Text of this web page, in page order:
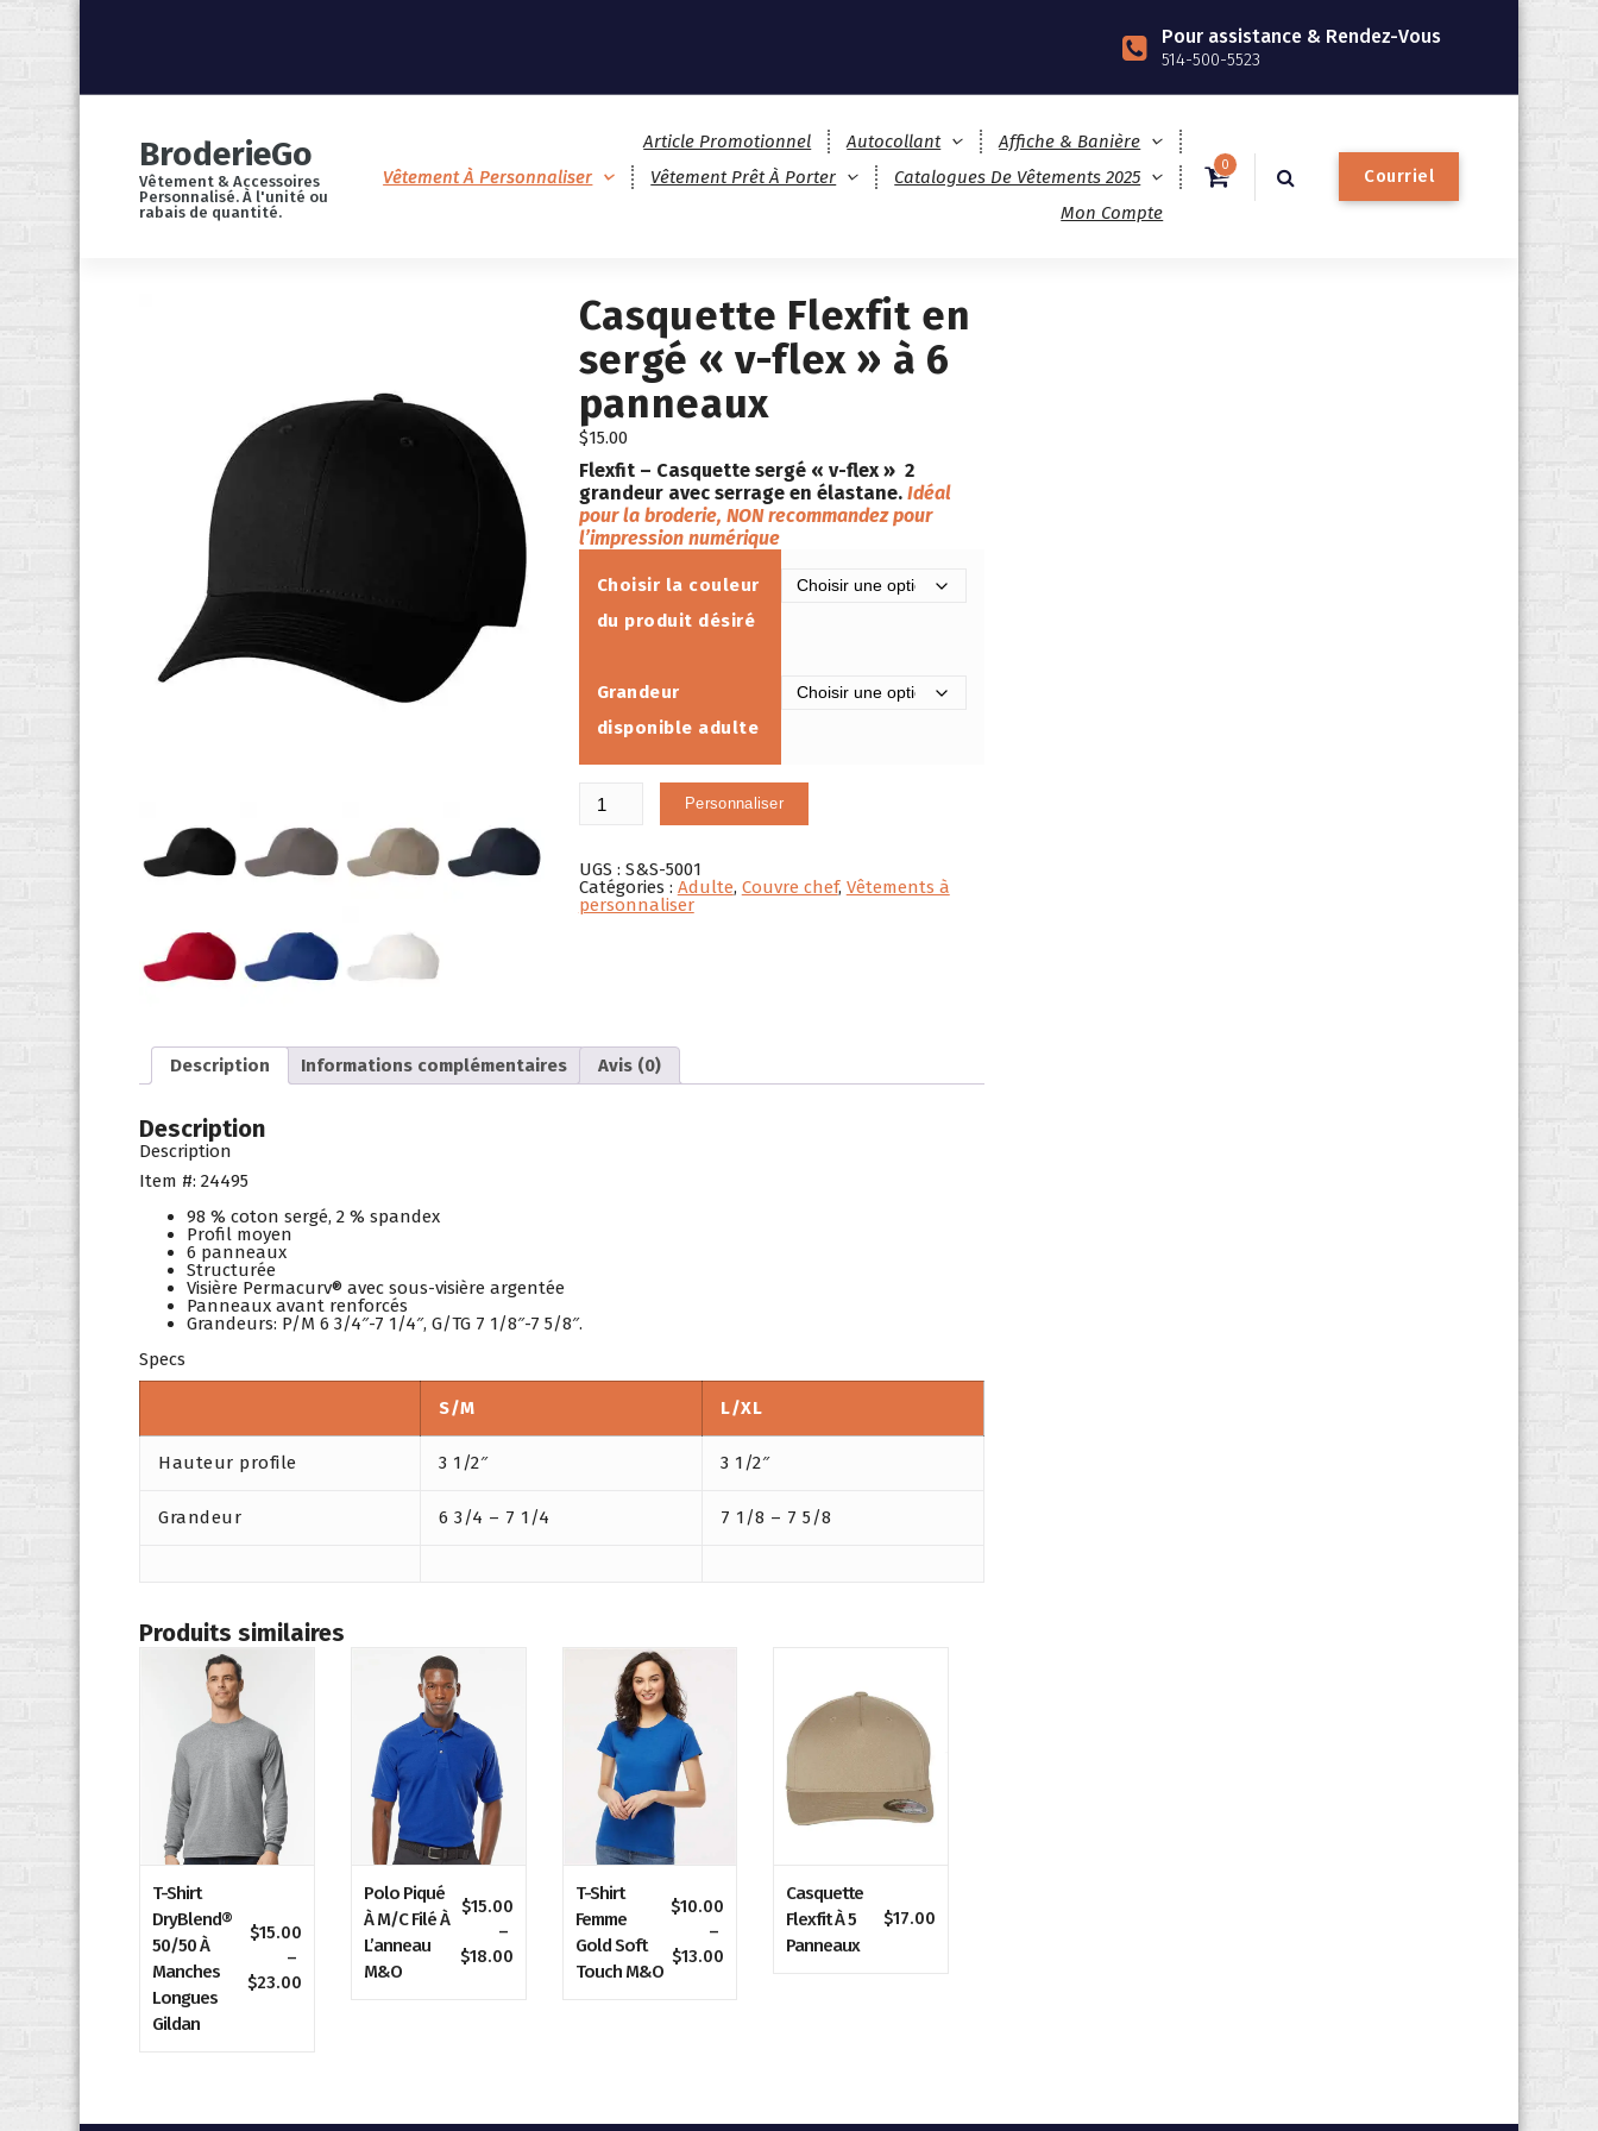
o
Pour assistance & Rendez-Vous
514-500-5523
BroderieGo
Vêtement & Accessoires
Personnalisé. À l'unité ou
rabais de quantité.
Article Promotionnel Autocollant
Affiche & Banière
Vêtement À Personnaliser
Vêtement Prêt À Porter
Catalogues De Vêtements 2025
Mon Compte
0
Courriel
Casquette Flexfit en
sergé « v-flex » à 6
panneaux
$15.00
Flexfit– Casquette sergé « v-flex » 2
grandeur avec serrage en élastane.Idéal
pour la broderie, NON recommandez pour
l’impression numérique
Choisir la couleur
du produit désiré
Grandeur
disponible adulte
Casquette
en
sergé
«
v-
Personnaliser
UGS : S&S-5001
Catégories : Adulte, Couvre chef, Vêtements à
personnaliser
Description Informations complémentaires Avis (0)
Description
Description
Item #: 24495
98 % coton sergé, 2 % spandex
Profil moyen
6 panneaux
Structurée
Visière Permacurv® avec sous-visière argentée
Panneaux avant renforcés
Grandeurs: P/M 6 3/4″-7 1/4″, G/TG 7 1/8″-7 5/8″.
Specs
S/M L/XL
Hauteur profile 3 1/2″ 3 1/2″
Grandeur 6 3/4 – 7 1/4 7 1/8 – 7 5/8
Produits similaires
T-Shirt
DryBlend®
50/50 À
Manches
Longues
Gildan
$15.00
–
$23.00Plage
Polo Piqué
À M/C Filé À
L’anneau
M&O
$15.00
–
$18.00Plage
T-Shirt
Femme
Gold Soft
Touch M&O
$10.00
–
$13.00
Casquette
Flexfit À 5
Panneaux
$17.00